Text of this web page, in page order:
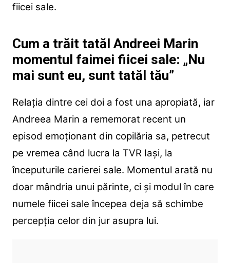
fiicei sale.
Cum a trăit tatăl Andreei Marin
momentul faimei fiicei sale: „Nu
mai sunt eu, sunt tatăl tău”
Relația dintre cei doi a fost una apropiată, iar
Andreea Marin a rememorat recent un
episod emoționant din copilăria sa, petrecut
pe vremea când lucra la TVR Iași, la
începuturile carierei sale. Momentul arată nu
doar mândria unui părinte, ci și modul în care
numele fiicei sale începea deja să schimbe
percepția celor din jur asupra lui.